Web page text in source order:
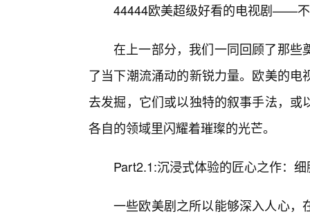
44444欧美超级好看的电视剧——
在上一部分，我们一同回顾了那些
了当下潮流涌动的新锐力量。欧美的
去发掘，它们或以独特的叙事手法，
各自的领域里闪耀着璀璨的光芒。
Part2.1:沉浸式体验的匠心之作：
一些欧美剧之所以能够深入人心，